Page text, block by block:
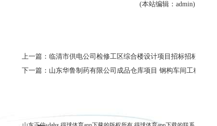
(本站编辑：admin)
上一篇：临清市供电公司检修工区综合楼设计项目招标招标公告
下一篇：山东华鲁制药有限公司成品仓库项目 钢构车间工程招标